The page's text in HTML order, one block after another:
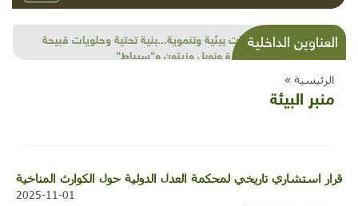
العناوين الداخليةشذرات بيئية وتنموية...بنية تحتية وحلويات قبيحة
وحاكورة ونوبل وزيتون و"سيباط"
الرئيسية »
منبر البيئة
قرار استشاري تاريخي لمحكمة العدل الدولية حول الكوارث المناخية
2025-11-01